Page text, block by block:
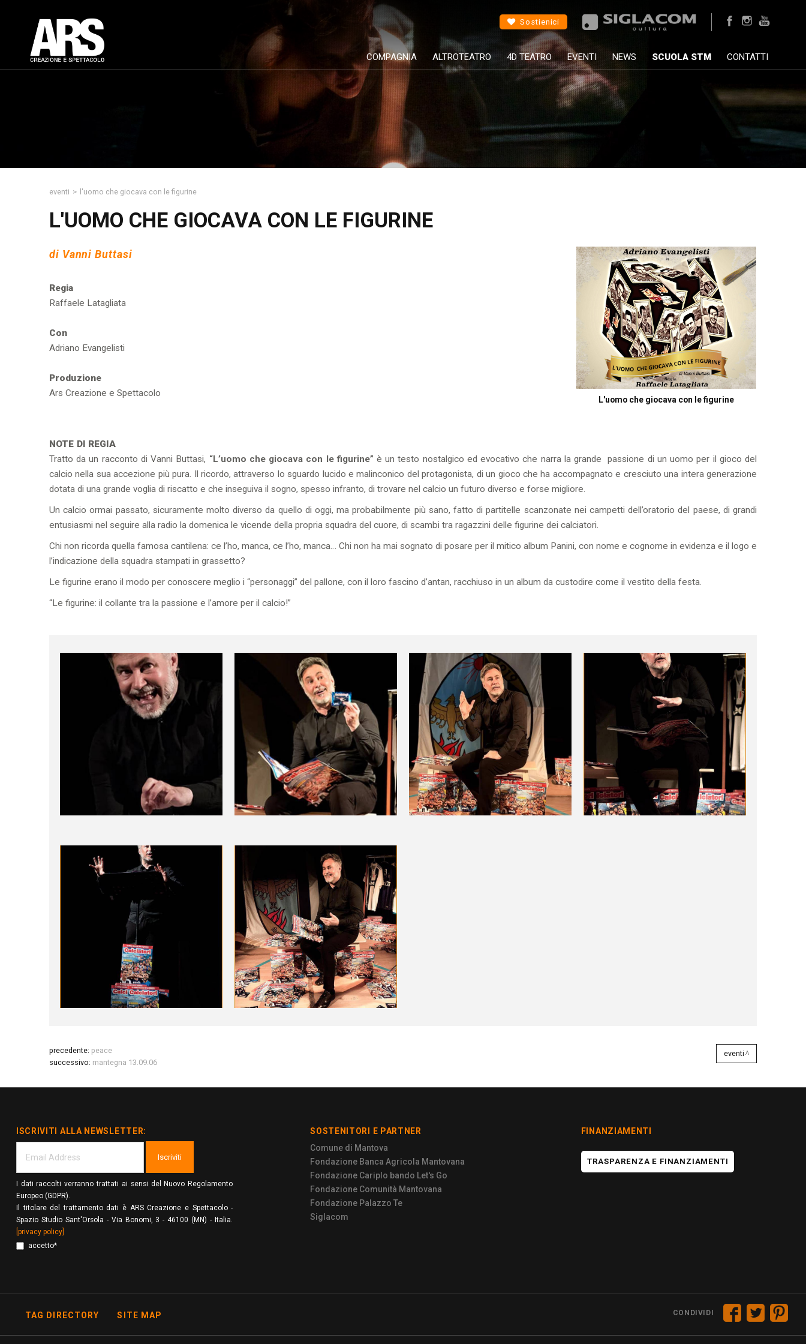
Sostienici
COMPAGNIA ALTROTEATRO 4D TEATRO EVENTI NEWS SCUOLA STM CONTATTI
eventi > l'uomo che giocava con le figurine
L'UOMO CHE GIOCAVA CON LE FIGURINE
L'uomo che giocava con le figurine
di Vanni Buttasi
Regia
Raffaele Latagliata
Con
Adriano Evangelisti
Produzione
Ars Creazione e Spettacolo
NOTE DI REGIA
Tratto da un racconto di Vanni Buttasi, “L’uomo che giocava con le figurine” è un testo nostalgico ed evocativo che narra la grande passione di un uomo per il gioco del
calcio nella sua accezione più pura. Il ricordo, attraverso lo sguardo lucido e malinconico del protagonista, di un gioco che ha accompagnato e cresciuto una intera generazione
dotata di una grande voglia di riscatto e che inseguiva il sogno, spesso infranto, di trovare nel calcio un futuro diverso e forse migliore.
Un calcio ormai passato, sicuramente molto diverso da quello di oggi, ma probabilmente più sano, fatto di partitelle scanzonate nei campetti dell’oratorio del paese, di grandi
entusiasmi nel seguire alla radio la domenica le vicende della propria squadra del cuore, di scambi tra ragazzini delle figurine dei calciatori.
Chi non ricorda quella famosa cantilena: ce l’ho, manca, ce l’ho, manca… Chi non ha mai sognato di posare per il mitico album Panini, con nome e cognome in evidenza e il logo e
l’indicazione della squadra stampati in grassetto?
Le figurine erano il modo per conoscere meglio i “personaggi” del pallone, con il loro fascino d’antan, racchiuso in un album da custodire come il vestito della festa.
“Le figurine: il collante tra la passione e l’amore per il calcio!”
precedente: peace
successivo: mantegna 13.09.06
eventi
ISCRIVITI ALLA NEWSLETTER:
Iscriviti
I dati raccolti verranno trattati ai sensi del Nuovo Regolamento
Europeo (GDPR).
Il titolare del trattamento dati è ARS Creazione e Spettacolo -
Spazio Studio Sant'Orsola - Via Bonomi, 3 - 46100 (MN) - Italia.
[privacy policy]
accetto*
SOSTENITORI E PARTNER
Comune di Mantova
Fondazione Banca Agricola Mantovana
Fondazione Cariplo bando Let's Go
Fondazione Comunità Mantovana
Fondazione Palazzo Te
Siglacom
FINANZIAMENTI
TRASPARENZA E FINANZIAMENTI
TAG DIRECTORY SITE MAP CONDIVIDI